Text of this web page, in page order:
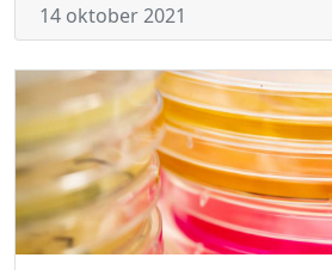
14 oktober 2021